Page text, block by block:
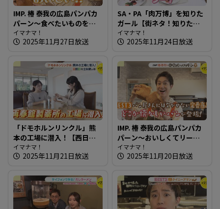
IMP. 椿 泰我の広島パンパカ
パーン～食べたいものを追
求！約70種のパンが並ぶ店
イマナマ！
2025年11月27日放送
SA・PA「肉万博」を知りた
ガール【街ネタ！知りたガ
ール】
イマナマ！
2025年11月24日放送
「ドモホルンリンクル」熊
本の工場に潜入！【西日本
完全制覇の旅】
イマナマ！
2025年11月21日放送
IMP. 椿 泰我の広島パンパカ
パーン～おいしくてリーズ
ナブル！イートインもでき
る種類豊富なお店
イマナマ！
2025年11月20日放送